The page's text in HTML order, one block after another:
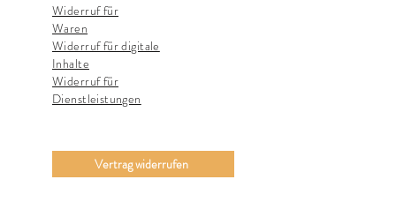
Widerruf für
Waren
Widerruf für digitale
Inhalte
Widerruf für
Dienstleistungen
Vertrag widerrufen